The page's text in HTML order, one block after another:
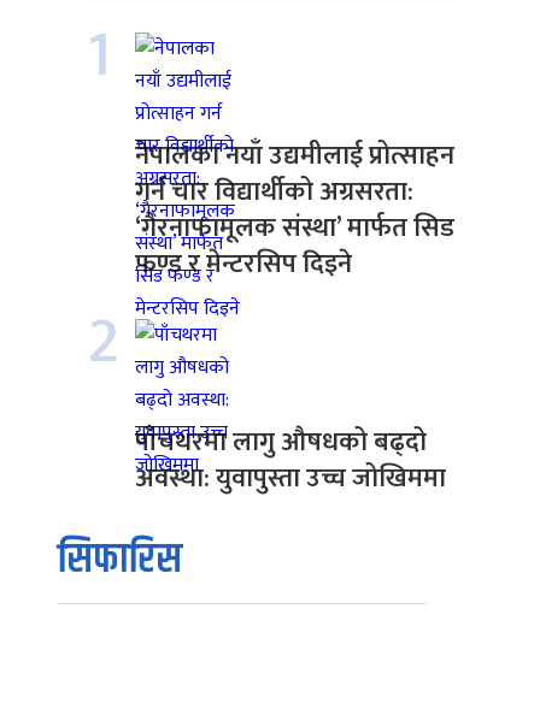
1
नेपालका नयाँ उद्यमीलाई प्रोत्साहन
गर्न चार विद्यार्थीको अग्रसरता:
‘गैरनाफामूलक संस्था’ मार्फत सिड
फण्ड र मेन्टरसिप दिइने
2
पाँचथरमा लागु औषधको बढ्दो
अवस्था: युवापुस्ता उच्च जोखिममा
सिफारिस